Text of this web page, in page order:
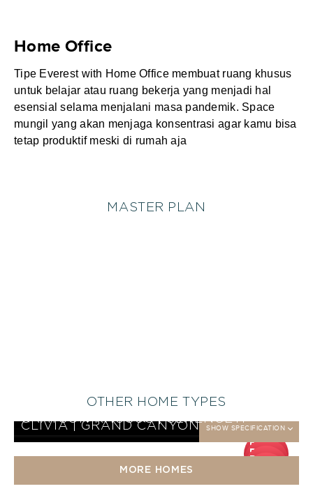
Home Office
Tipe Everest with Home Office membuat ruang khusus
untuk belajar atau ruang bekerja yang menjadi hal
esensial selama menjalani masa pandemik. Space
mungil yang akan menjaga konsentrasi agar kamu bisa
tetap produktif meski di rumah aja
MASTER PLAN
OTHER HOME TYPES
DP
25
EVEREST KHUSUS | SERENGETISHOW SPECIFICATION
DP
GRAYSON KHUSUS | SERENGETISHOW SPECIFICATION
25 jt
CLIVIA | GRAND CANYON SHOW SPECIFICATION
MORE HOMES